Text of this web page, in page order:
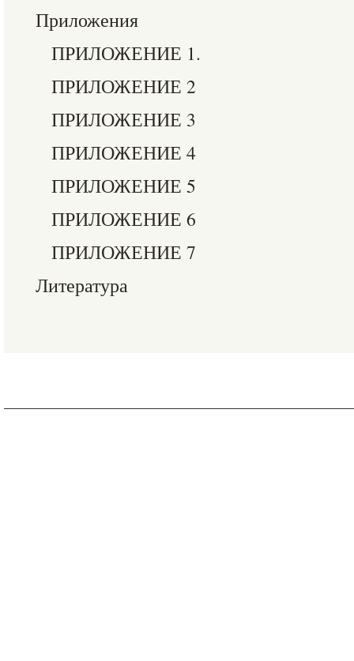
Приложения
ПРИЛОЖЕНИЕ 1.
ПРИЛОЖЕНИЕ 2
ПРИЛОЖЕНИЕ 3
ПРИЛОЖЕНИЕ 4
ПРИЛОЖЕНИЕ 5
ПРИЛОЖЕНИЕ 6
ПРИЛОЖЕНИЕ 7
Литература